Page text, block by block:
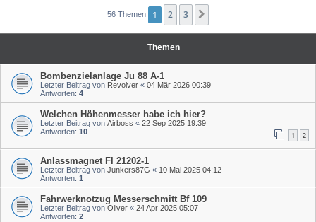
56 Themen 1 2 3
Themen
Bombenzielanlage Ju 88 A-1
Letzter Beitrag von Revolver « 04 Mär 2026 00:39
Antworten: 4
Welchen Höhenmesser habe ich hier?
Letzter Beitrag von Airboss « 22 Sep 2025 19:39
Antworten: 10 1 2
Anlassmagnet Fl 21202-1
Letzter Beitrag von Junkers87G « 10 Mai 2025 04:12
Antworten: 1
Fahrwerknotzug Messerschmitt Bf 109
Letzter Beitrag von Oliver « 24 Apr 2025 05:07
Antworten: 2